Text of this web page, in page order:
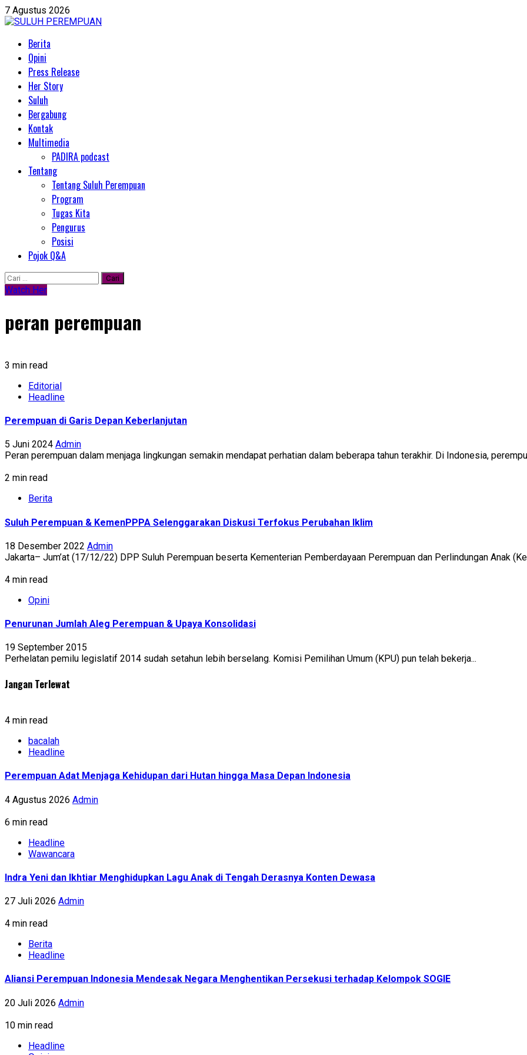
Skip
to
7 Agustus 2026
PrimaryBerita
Opini
Press Release
Her Story
Suluh
Bergabung
Kontak
Multimedia
PADIRA podcast
Tentang
Tentang Suluh Perempuan
Program
Tugas Kita
Pengurus
Posisi
Pojok Q&A
Cari
untuk:
Watch Her
peran perempuan
3 min read
Editorial
Headline
Perempuan di Garis Depan Keberlanjutan
5 Juni 2024 Admin
Peran perempuan dalam menjaga lingkungan semakin mendapat perhatian dalam beberapa tahun terakhir. Di Indonesia,
2 min read
Berita
Suluh Perempuan & KemenPPPA Selenggarakan Diskusi Terfokus Perubahan Iklim
18 Desember 2022 Admin
Jakarta– Jum’at (17/12/22) DPP Suluh Perempuan beserta Kementerian Pemberdayaan Perempuan dan Perlindungan Anak
4 min read
Opini
Penurunan Jumlah Aleg Perempuan & Upaya Konsolidasi
19 September 2015
Perhelatan pemilu legislatif 2014 sudah setahun lebih berselang. Komisi Pemilihan Umum (KPU) pun telah bekerja...
Jangan Terlewat
4 min read
bacalah
Headline
Perempuan Adat Menjaga Kehidupan dari Hutan hingga Masa Depan Indonesia
4 Agustus 2026 Admin
6 min read
Headline
Wawancara
Indra Yeni dan Ikhtiar Menghidupkan Lagu Anak di Tengah Derasnya Konten Dewasa
27 Juli 2026 Admin
4 min read
Berita
Headline
Aliansi Perempuan Indonesia Mendesak Negara Menghentikan Persekusi terhadap Kelompok SOGIE
20 Juli 2026 Admin
10 min read
Headline